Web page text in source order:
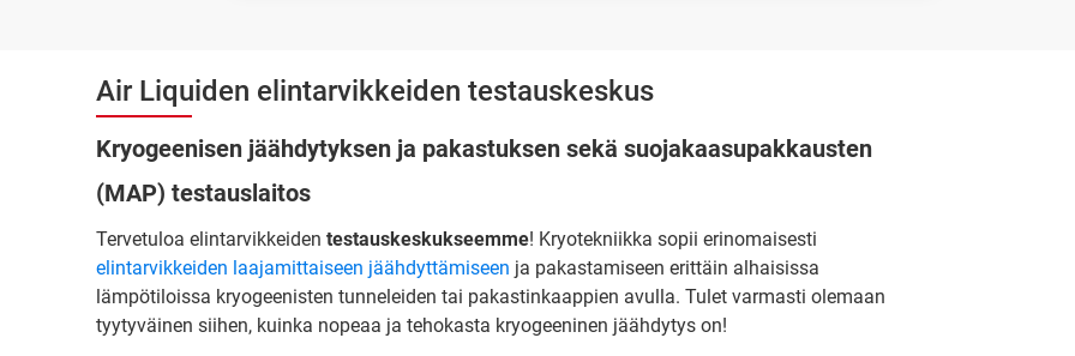
Air Liquiden elintarvikkeiden testauskeskus
Kryogeenisen jäähdytyksen ja pakastuksen sekä suojakaasupakkausten
(MAP) testauslaitos
Tervetuloa elintarvikkeiden testauskeskukseemme! Kryotekniikka sopii erinomaisesti
elintarvikkeiden laajamittaiseen jäähdyttämiseen ja pakastamiseen erittäin alhaisissa
lämpötiloissa kryogeenisten tunneleiden tai pakastinkaappien avulla. Tulet varmasti olemaan
tyytyväinen siihen, kuinka nopeaa ja tehokasta kryogeeninen jäähdytys on!